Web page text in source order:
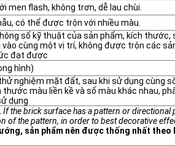
men flash, không trơn, dễ lau chùi.
có thể được trộn với nhiều màu.
số kỹ thuật của sản phẩm, kích thước,
cùng một vị trí, không được trộn các
đạt được
hình)
nghiệm mặt đất, sau khi sử dụng cùng
thước màu liền kề và số màu khác nhau,
dụng
If the brick surface has a pattern or directional
of the pattern, in order to best decorative
sản phẩm nên được thống nhất